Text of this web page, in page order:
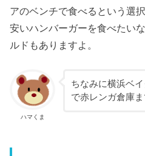
アのベンチで食べるという選
安いハンバーガーを食べたい
ルドもありますよ。
ハマくま
ちなみに横浜ベ
で赤レンガ倉庫